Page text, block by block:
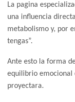
La pagina
una influencia
metabolismo y, por
tengas”.
Ante esto la forma
equilibrio emocional
proyectara.